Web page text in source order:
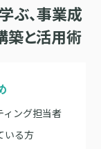
ンに合わせた1to1コ
ぶ、事業成
築と活用術
ィング担当者
いる方